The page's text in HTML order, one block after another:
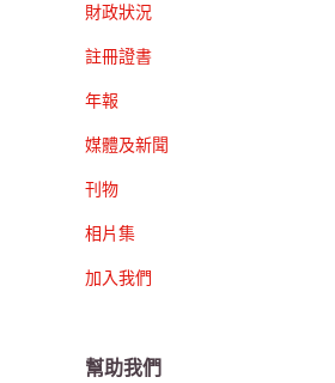
財政狀況
註冊證書
年報
媒體及新聞
刊物
相片集
加入我們
幫助我們